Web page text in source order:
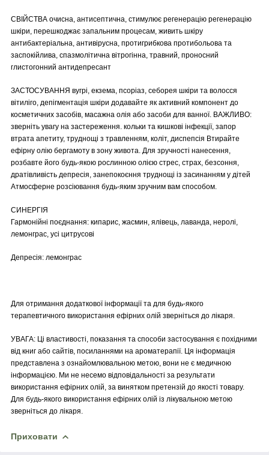
СВІЙСТВА очисна, антисептична, стимулює регенерацію регенерацію
шкіри, перешкоджає запальним процесам, живить шкіру
антибактеріальна, антивірусна, протигрибкова протибольова та
заспокійлива, спазмолітична вітрогінна, травний, проносний
глистогонний антидепресант
ЗАСТОСУВАННЯ вугрі, екзема, псоріаз, себорея шкіри та волосся
вітиліго, депігментація шкіри додавайте як активний компонент до
косметичних засобів, масажна олія або засоби для ванної. ВАЖЛИВО:
зверніть увагу на застереження. кольки та кишкові інфекції, запор
втрата апетиту, труднощі з травленням, коліт, диспепсія Втирайте
ефірну олію бергамоту в зону живота. Для зручності нанесення,
розбавте його будь-якою рослинною олією стрес, страх, безсоння,
дратівливість депресія, занепокоєння труднощі із засинанням у дітей
Атмосферне розсіювання будь-яким зручним вам способом.
СИНЕРГІЯ
Гармонійні поєднання: кипарис, жасмин, ялівець, лаванда, неролі,
лемонграс, усі цитрусові
Депресія: лемонграс
Для отримання додаткової інформації та для будь-якого
терапевтичного використання ефірних олій зверніться до лікаря.
УВАГА: Ці властивості, показання та способи застосування є похідними
від книг або сайтів, посиланнями на ароматерапії. Ця інформація
представлена з ознайомлювальною метою, вони не є медичною
інформацією. Ми не несемо відповідальності за результати
використання ефірних олій, за винятком претензій до якості товару.
Для будь-якого використання ефірних олій із лікувальною метою
зверніться до лікаря.
Приховати